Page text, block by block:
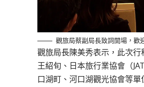
觀旅局蔡副局長致詞開場，歡
觀旅局長陳美秀表示，此次
王紹旬、日本旅行業協會（
口湖町、河口湖觀光協會等